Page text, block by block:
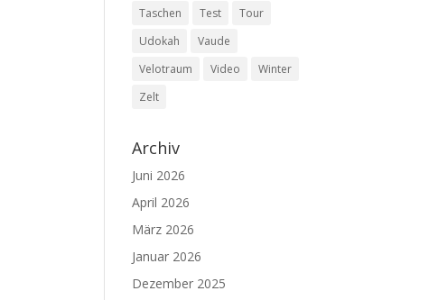
Taschen
Test
Tour
Udokah
Vaude
Velotraum
Video
Winter
Zelt
Archiv
Juni 2026
April 2026
März 2026
Januar 2026
Dezember 2025